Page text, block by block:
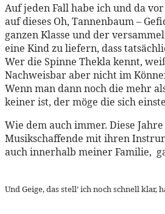
Auf jeden Fall habe ich und da
auf dieses Oh, Tannenbaum –
ganzen Klasse und der
eine Kind zu liefern, dass
Wer die Spinne Thekla kennt,
Nachweisbar aber nicht im
Wenn man dann noch die mehr
keiner ist, der möge die sich
Wie dem auch immer. Diese
Musikschaffende mit ihren
auch innerhalb meiner Familie,
Und Geige, das stell’ ich noch schnell klar,